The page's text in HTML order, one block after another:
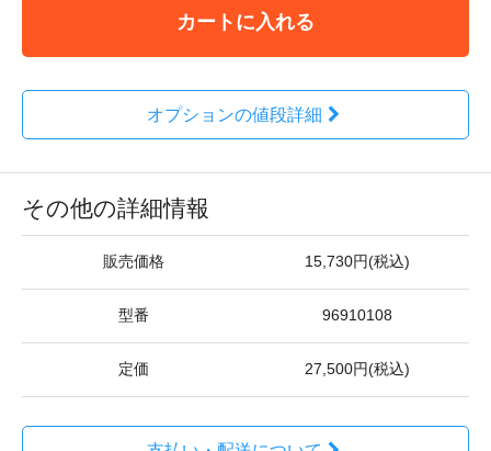
カートに入れる
オプションの値段詳細
その他の詳細情報
販売価格 15,730円(税込)
型番 96910108
定価 27,500円(税込)